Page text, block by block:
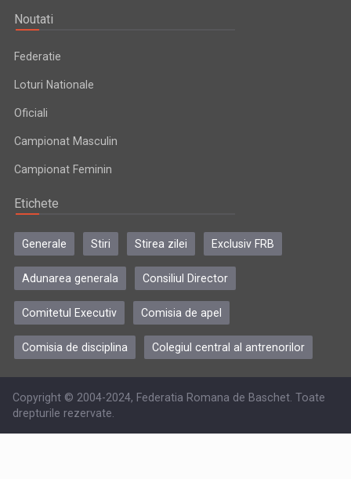
Noutati
Federatie
Loturi Nationale
Oficiali
Campionat Masculin
Campionat Feminin
Etichete
Generale Stiri Stirea zilei Exclusiv FRB
Adunarea generala Consiliul Director
Comitetul Executiv Comisia de apel
Comisia de disciplina Colegiul central al antrenorilor
Copyright © 2004-2024, Federatia Romana de Baschet. Toate
drepturile rezervate.